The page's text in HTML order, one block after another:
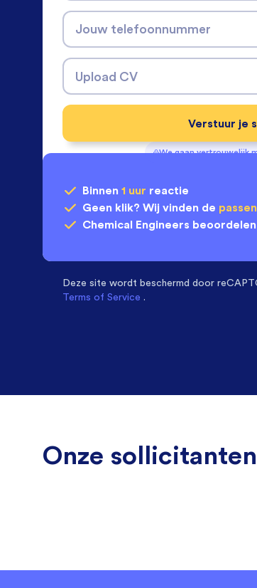
Jouw telefoonnummer
Upload CV
We gaan vertrouwelijk
Verstuur je
Binnen 1 uur reactie
Geen klik? Wij vinden de
Chemical Engineers
Deze site wordt beschermd door
Terms of Service .
Onze